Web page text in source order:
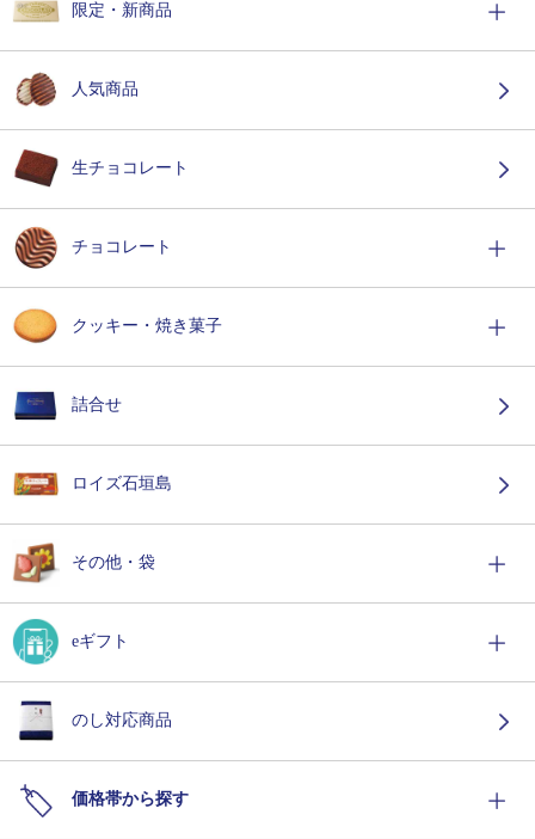
限定・新商品
人気商品
生チョコレート
チョコレート
クッキー・焼き菓子
詰合せ
ロイズ石垣島
その他・袋
eギフト
のし対応商品
価格帯から探す